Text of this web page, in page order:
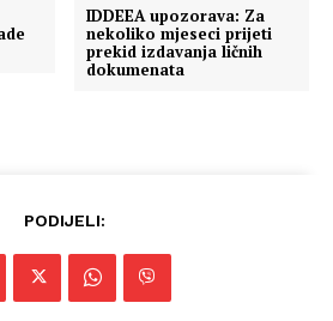
IDDEEA upozorava: Za
nekoliko mjeseci prijeti
prekid izdavanja ličnih
dokumenata
PODIJELI: